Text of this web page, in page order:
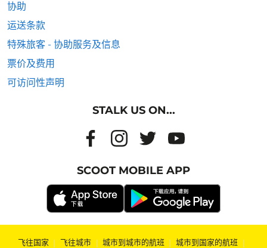
协助
运送条款
特殊旅客 - 协助服务及信息
票价及费用
可访问性声明
STALK US ON...
SCOOT MOBILE APP
飞往国家 | 飞往城市 | 城市到城市的航班 | 城市到国家的航班 |